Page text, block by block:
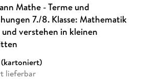
Mathe - Terme und
7./8. Klasse: Mathematik
und verstehen in kleinen
lieferbar